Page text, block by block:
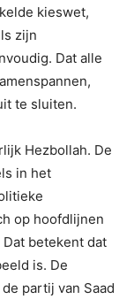
kieswet,
zijn
Dat alle
te sluiten.
Hezbollah. De
in het
op hoofdlijnen
betekent dat
is. De
partij van Saad